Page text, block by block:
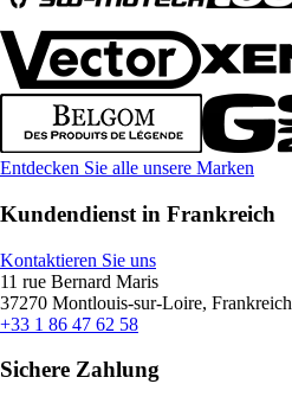
Entdecken Sie alle unsere Marken
Kundendienst in Frankreich
Kontaktieren Sie uns
11 rue Bernard Maris
37270 Montlouis-sur-Loire, Frankreich
+33 1 86 47 62 58
Sichere Zahlung